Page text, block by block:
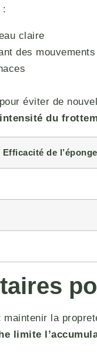
:
claire
des
éviter de
du
Efficacité de
la
limite